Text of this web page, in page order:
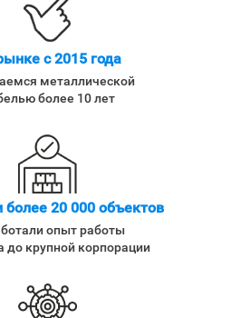
с 2015 года
металлической
более 10 лет
более 20 000 объектов
опыт работы
до крупной корпорации